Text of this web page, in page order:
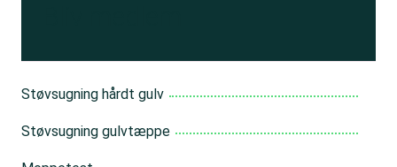
Støvsugning hårdt gulv
Støvsugning gulvtæppe